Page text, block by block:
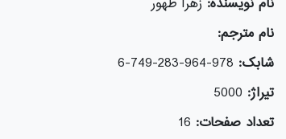
نام مترجم:
شابک: 978-964-283-749-6
تیراژ: 5000
تعداد صفحات: 16